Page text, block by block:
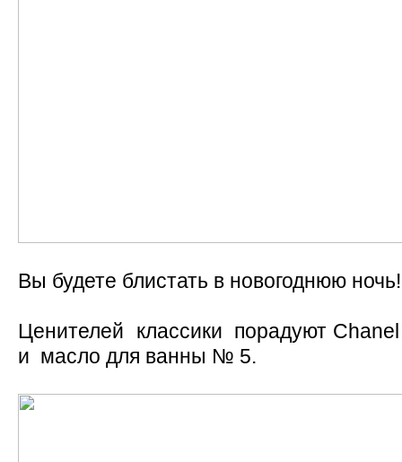
Вы будете блистать в новогоднюю ночь!
Ценителей классики порадуют
и масло для ванны № 5.